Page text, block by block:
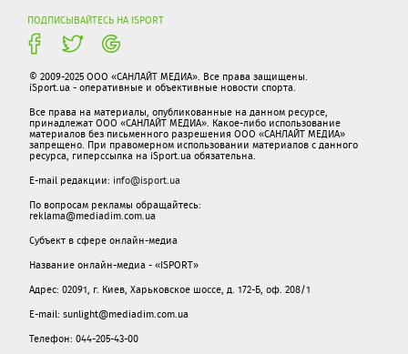
ПОДПИСЫВАЙТЕСЬ НА ISPORT
© 2009-2025 ООО «САНЛАЙТ МЕДИА». Все права защищены.
iSport.ua - оперативные и объективные новости спорта.
Все права на материалы, опубликованные на данном ресурсе,
принадлежат ООО «САНЛАЙТ МЕДИА». Какое-либо использование
материалов без письменного разрешения ООО «САНЛАЙТ МЕДИА»
запрещено. При правомерном использовании материалов с данного
ресурса, гиперссылка на iSport.ua обязательна.
E-mail редакции: info@isport.ua
По вопросам рекламы обращайтесь:
reklama@mediadim.com.ua
Субъект в сфере онлайн-медиа
Название онлайн-медиа - «ISPORT»
Адрес: 02091, г. Киев, Харьковское шоссе, д. 172-Б, оф. 208/1
E-mail: sunlight@mediadim.com.ua
Телефон: 044-205-43-00